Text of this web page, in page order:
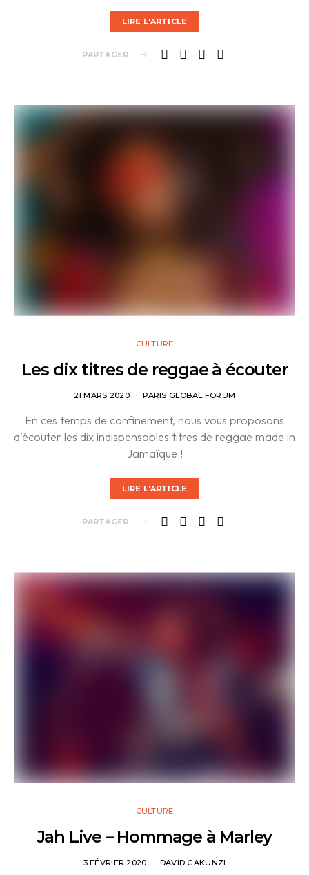
LIRE L'ARTICLE
PARTAGER
CULTURE
Les dix titres de reggae à écouter
21 MARS 2020 PARIS GLOBAL FORUM
En ces temps de confinement, nous vous proposons
d'écouter les dix indispensables titres de reggae made in
Jamaïque !
LIRE L'ARTICLE
PARTAGER
CULTURE
Jah Live – Hommage à Marley
3 FÉVRIER 2020 DAVID GAKUNZI